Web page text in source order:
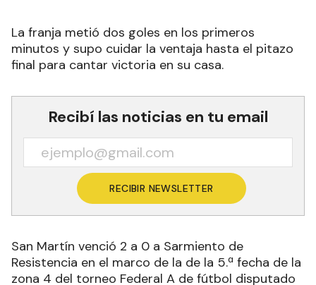
La franja metió dos goles en los primeros
minutos y supo cuidar la ventaja hasta el pitazo
final para cantar victoria en su casa.
Recibí las noticias en tu email
RECIBIR NEWSLETTER
San Martín venció 2 a 0 a Sarmiento de
Resistencia en el marco de la de la 5.ª fecha de la
zona 4 del torneo Federal A de fútbol disputado